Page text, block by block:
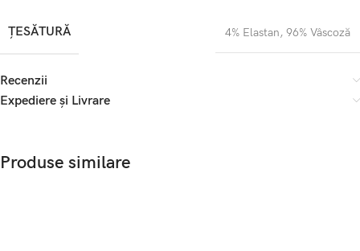
ȚESĂTURĂ 4% Elastan, 96% Vâscoză
Recenzii
Expediere și Livrare
Produse similare